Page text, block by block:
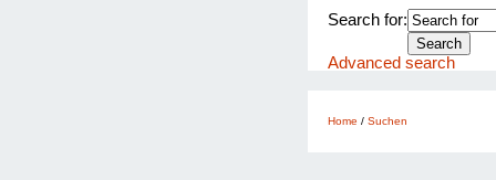
Search for:
Advanced search
Home / Suchen